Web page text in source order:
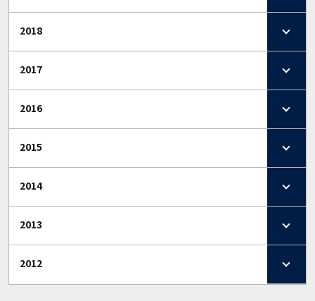
2018
2017
2016
2015
2014
2013
2012